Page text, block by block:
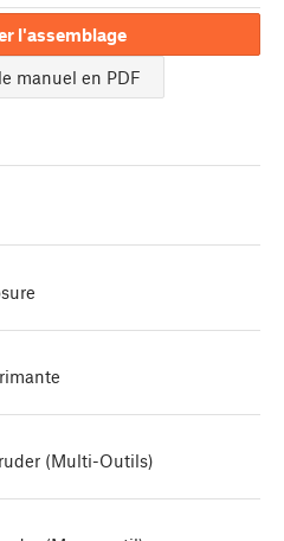
l'assemblage
manuel en PDF
(Multi-Outils)